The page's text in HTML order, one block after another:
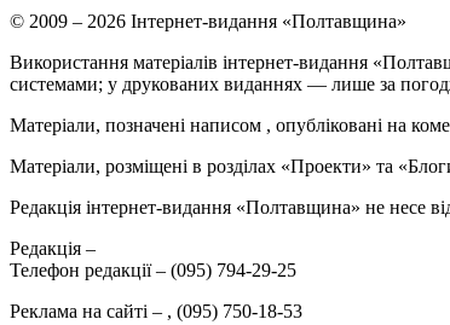
© 2009 – 2026 Інтернет-видання «Полтавщина»
Використання матеріалів інтернет-видання
системами; у друкованих виданнях — лише за
Матеріали, позначені написом , опубліковані на
Матеріали, розміщені в розділах «Проекти» та
Редакція інтернет-видання «Полтавщина» не несе
Редакція –
Телефон редакції – (095) 794-29-25
Реклама на сайті – , (095) 750-18-53